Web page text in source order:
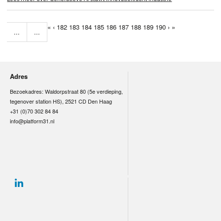
« ‹
...
182 183 184 185 186 187 188 189 190
...
› »
Adres
Bezoekadres: Waldorpstraat 80 (5e verdieping,
tegenover station HS), 2521 CD Den Haag
+31 (0)70 302 84 84
info@platform31.nl